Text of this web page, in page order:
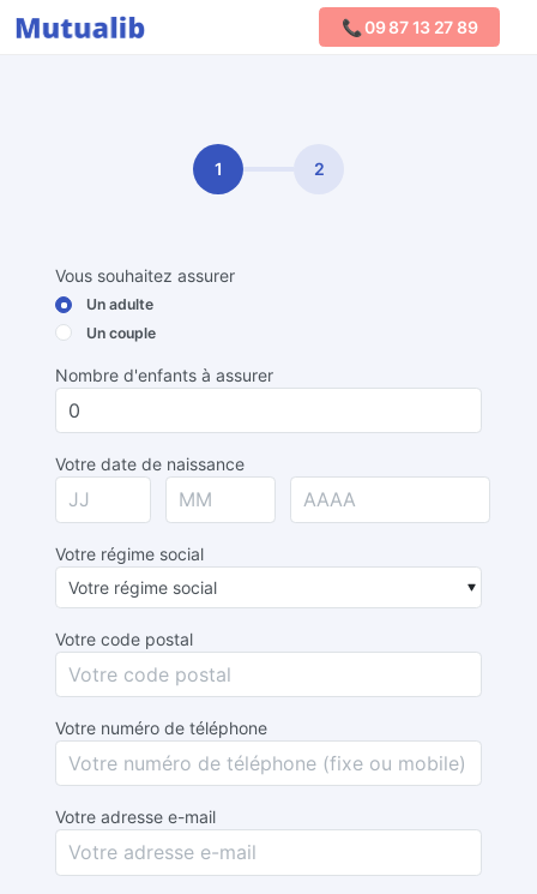
📞 09 87 13 27 89
Comparer les mutuelles
1 2
Vous souhaitez assurer
Un adulte
Un couple
Nombre d'enfants à assurer
Votre date de naissance
Votre régime social
Votre code postal
Votre numéro de téléphone
Votre adresse e-mail